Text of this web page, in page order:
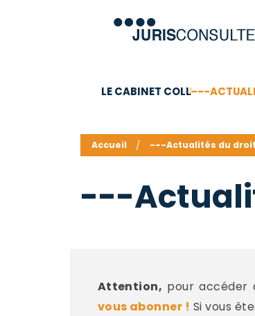
LE CABINET COLL---
Accueil ---Actualités du
---
Attention, pour accéder
vous abonner ! Si vous